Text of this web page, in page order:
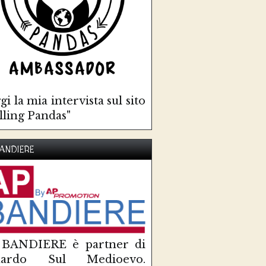
la mia intervista sul sito
Pandas"
è partner di
Sul Medioevo.